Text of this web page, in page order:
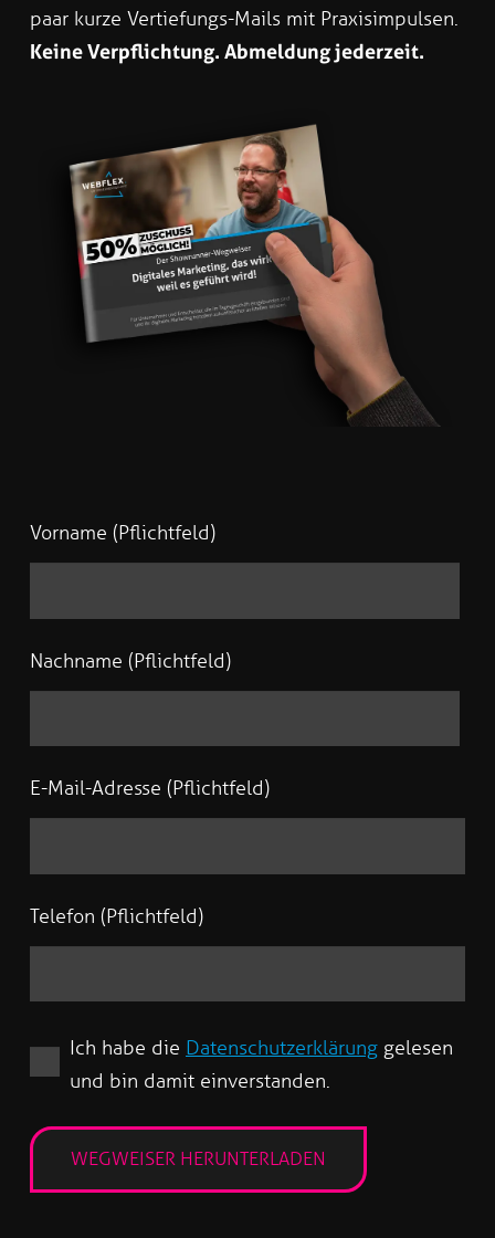
paar kurze Vertiefungs-Mails mit Praxisimpulsen.
Keine Verpflichtung. Abmeldung jederzeit.
Vorname (Pflichtfeld)
Nachname (Pflichtfeld)
E-Mail-Adresse (Pflichtfeld)
Telefon (Pflichtfeld)
Ich habe die Datenschutzerklärung gelesen
und bin damit einverstanden.